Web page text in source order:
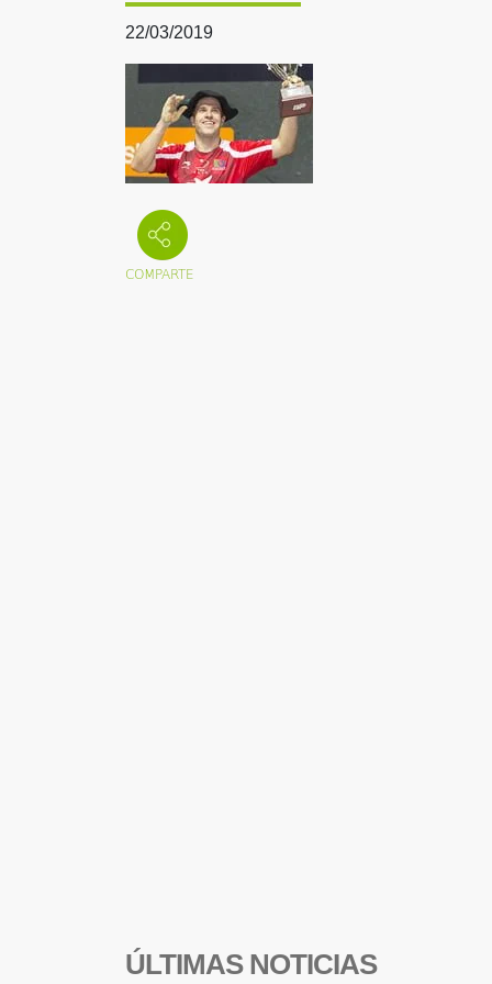
22/03/2019
ÚLTIMAS NOTICIAS